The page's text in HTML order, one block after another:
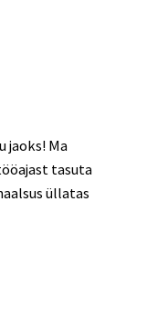
jaoks! Ma
tasuta
üllatas